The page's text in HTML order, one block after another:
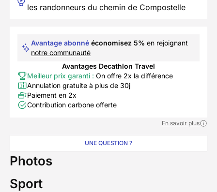
les randonneurs du chemin de Compostelle
Avantage abonné économisez 5% en rejoignant
notre communauté
Avantages Decathlon Travel
Meilleur prix garanti : On offre 2x la différence
Annulation gratuite à plus de 30j
Paiement en 2x
Contribution carbone offerte
En savoir plus
UNE QUESTION ?
Photos
Sport